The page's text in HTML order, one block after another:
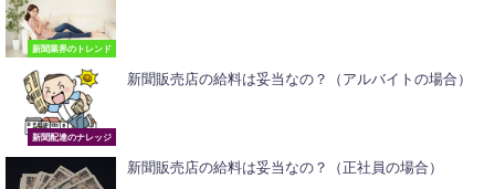
新聞業界のトレンド
新聞配達のナレッジ
新聞販売店の給料は妥当なの？（アルバイトの場合）
新聞販売店の給料は妥当なの？（正社員の場合）